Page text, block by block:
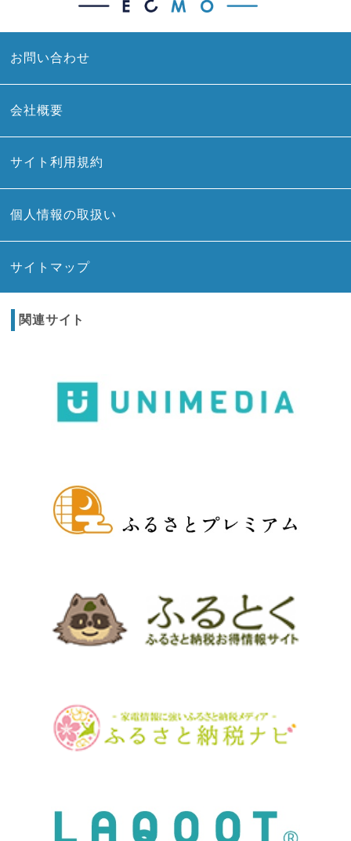
お問い合わせ
会社概要
サイト利用規約
個人情報の取扱い
サイトマップ
関連サイト